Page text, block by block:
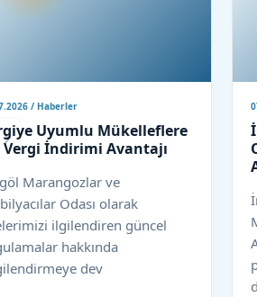
/ Haberler
Uyumlu Mükelleflere
Vergi İndirimi Avantajı
Marangozlar ve
Odası olarak
ilgilendiren güncel
hakkında
dev
›